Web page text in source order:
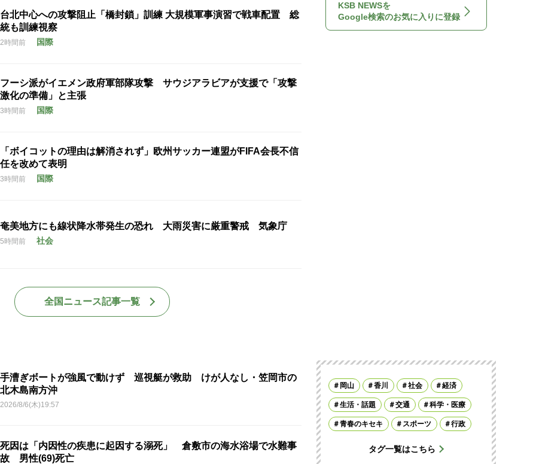
台北中心への攻撃阻止「橋封鎖」訓練 大規模軍事演習で戦車配置 総
統も訓練視察
2時間前 国際
フーシ派がイエメン政府軍部隊攻撃 サウジアラビアが支援で「攻撃
激化の準備」と主張
3時間前 国際
「ボイコットの理由は解消されず」欧州サッカー連盟がFIFA会長不信
任を改めて表明
3時間前 国際
奄美地方にも線状降水帯発生の恐れ 大雨災害に厳重警戒 気象庁
5時間前 社会
全国ニュース記事一覧
手漕ぎボートが強風で動けず 巡視艇が救助 けが人なし・笠岡市の
北木島南方沖
2026/8/6(木)19:57
死因は「内因性の疾患に起因する溺死」 倉敷市の海水浴場で水難事
故 男性(69)死亡
KSB NEWSを
Google検索のお気に入りに登録
岡山 香川 社会 経済
生活・話題 交通 科学・医療
青春のキセキ スポーツ 行政
タグ一覧はこちら